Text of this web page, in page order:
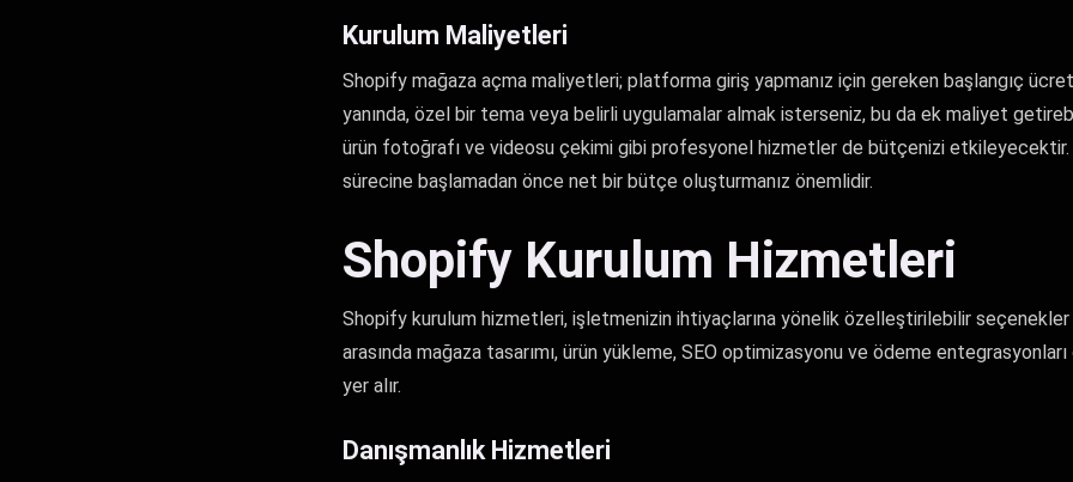
Kurulum Maliyetleri
Shopify mağaza açma maliyetleri; platforma giriş yapmanız için gereken başlangıç
yanında, özel bir tema veya belirli uygulamalar almak isterseniz, bu da ek maliyet
ürün fotoğrafı ve videosu çekimi gibi profesyonel hizmetler de bütçenizi etkileyecektir.
sürecine başlamadan önce net bir bütçe oluşturmanız önemlidir.
Shopify Kurulum Hizmetleri
Shopify kurulum hizmetleri, işletmenizin ihtiyaçlarına yönelik özelleştirilebilir seçenekler
arasında mağaza tasarımı, ürün yükleme, SEO optimizasyonu ve ödeme
yer alır.
Danışmanlık Hizmetleri